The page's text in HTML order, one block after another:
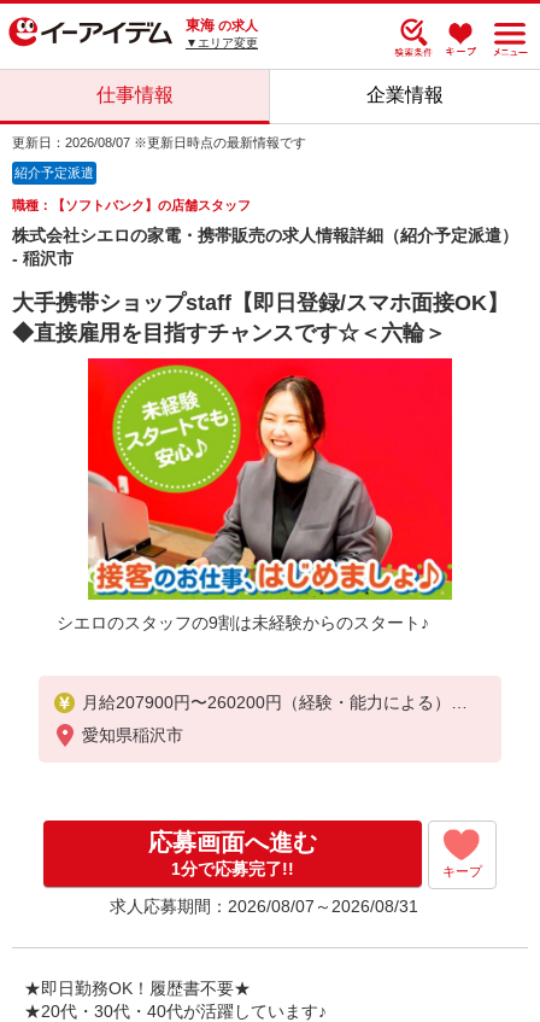
東海 の求人
▼エリア変更
仕事情報 企業情報
更新日：2026/08/07 ※更新日時点の最新情報です
紹介予定派遣
職種：【ソフトバンク】の店舗スタッフ
株式会社シエロの家電・携帯販売の求人情報詳細（紹介予定派遣）
- 稲沢市
大手携帯ショップstaff【即日登録/スマホ面接OK】
◆直接雇用を目指すチャンスです☆＜六輪＞
シエロのスタッフの9割は未経験からのスタート♪
月給207900円〜260200円（経験・能力による）
資格手当（1〜6万円）賞与年2回（6月・12月・実績
最高5.4カ月分）
※残業代支給
★交通費別途支給（規定あり）
゜+゜・。○。・゜+゜・。○。・゜+゜
入社祝い金10万円支給(規定有)
お友達を紹介頂くと,
インセンティブ支給(規定有)
゜・。○。・゜+゜・。○。・゜+゜
愛知県稲沢市
応募画面へ進む
1分で応募完了!! キープ
求人応募期間：2026/08/07～2026/08/31
★即日勤務OK！履歴書不要★
★20代・30代・40代が活躍しています♪